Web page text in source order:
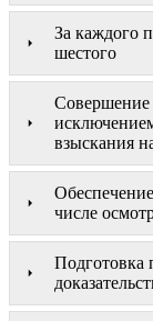
За каждого
шестого
Совершение
взыскания
числе
Подготовка